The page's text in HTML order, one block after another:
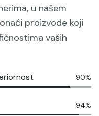
u našem
proizvode koji
vaših
90%
94%